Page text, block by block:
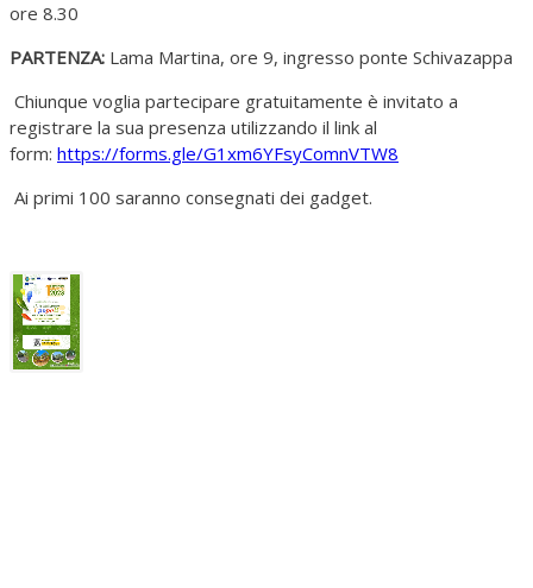
ore 8.30
PARTENZA: Lama Martina, ore 9, ingresso ponte Schivazappa
Chiunque voglia partecipare gratuitamente è invitato a
registrare la sua presenza utilizzando il link al
form: https://forms.gle/G1xm6YFsyComnVTW8
Ai primi 100 saranno consegnati dei gadget.